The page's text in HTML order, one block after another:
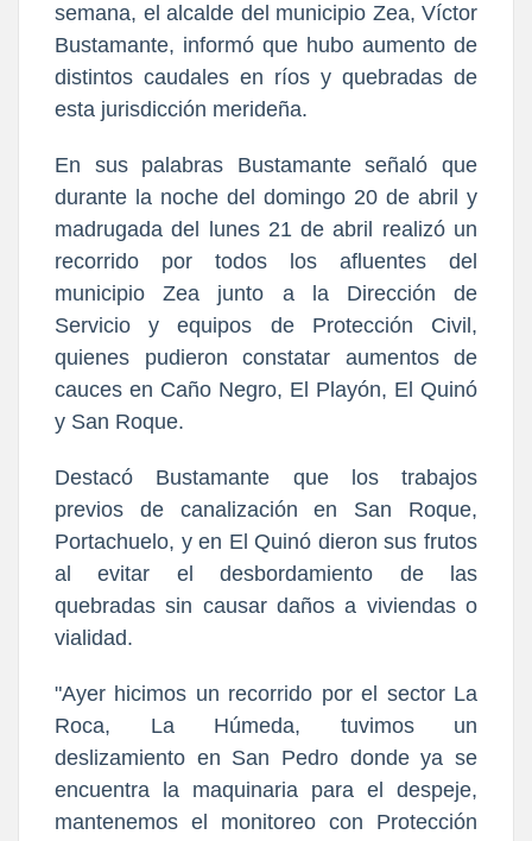
semana, el alcalde del municipio Zea, Víctor
Bustamante, informó que hubo aumento de
distintos caudales en ríos y quebradas de
esta jurisdicción merideña.
En sus palabras Bustamante señaló que
durante la noche del domingo 20 de abril y
madrugada del lunes 21 de abril realizó un
recorrido por todos los afluentes del
municipio Zea junto a la Dirección de
Servicio y equipos de Protección Civil,
quienes pudieron constatar aumentos de
cauces en Caño Negro, El Playón, El Quinó
y San Roque.
Destacó Bustamante que los trabajos
previos de canalización en San Roque,
Portachuelo, y en El Quinó dieron sus frutos
al evitar el desbordamiento de las
quebradas sin causar daños a viviendas o
vialidad.
"Ayer hicimos un recorrido por el sector La
Roca, La Húmeda, tuvimos un
deslizamiento en San Pedro donde ya se
encuentra la maquinaria para el despeje,
mantenemos el monitoreo con Protección